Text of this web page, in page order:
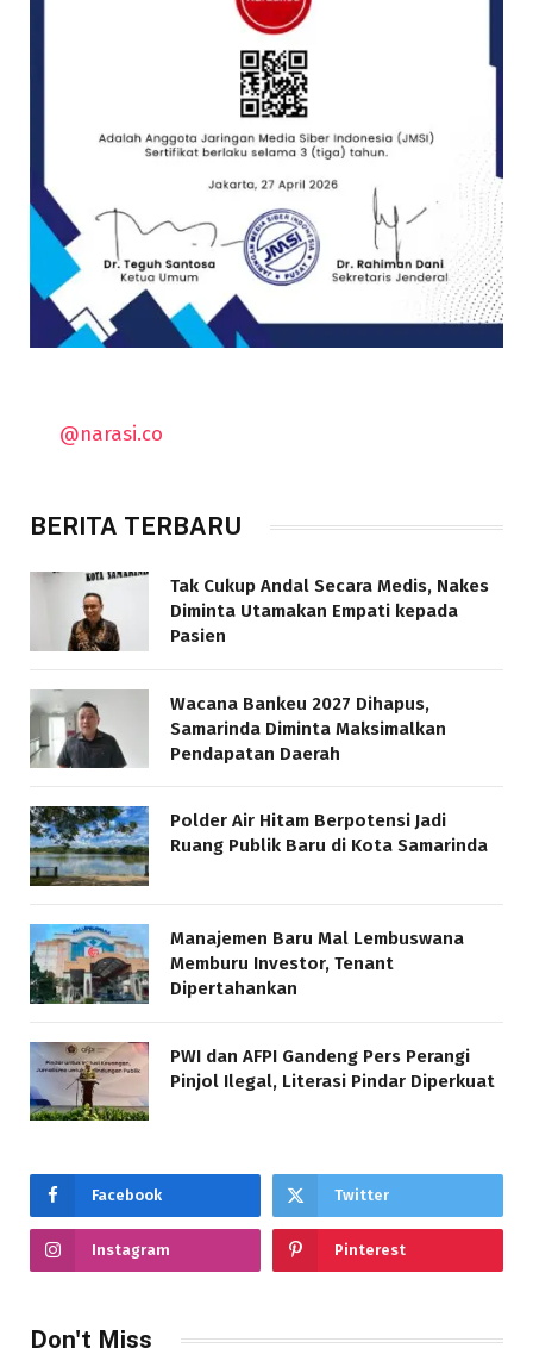
@narasi.co
BERITA TERBARU
Tak Cukup Andal Secara Medis, Nakes
Diminta Utamakan Empati kepada
Pasien
Wacana Bankeu 2027 Dihapus,
Samarinda Diminta Maksimalkan
Pendapatan Daerah
Polder Air Hitam Berpotensi Jadi
Ruang Publik Baru di Kota Samarinda
Manajemen Baru Mal Lembuswana
Memburu Investor, Tenant
Dipertahankan
PWI dan AFPI Gandeng Pers Perangi
Pinjol Ilegal, Literasi Pindar Diperkuat
Facebook Twitter
Instagram Pinterest
Don't Miss